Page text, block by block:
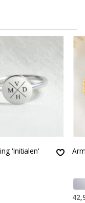
'Initialen'